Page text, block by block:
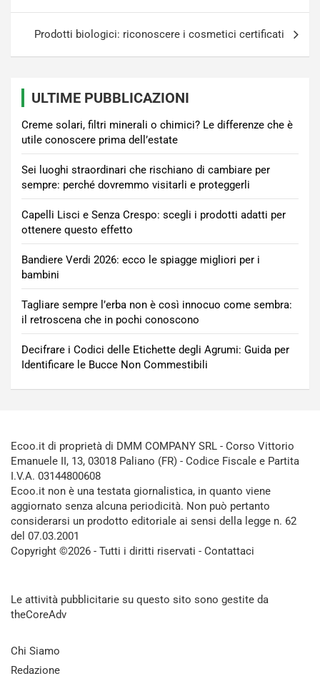
Prodotti biologici: riconoscere i cosmetici certificati
ULTIME PUBBLICAZIONI
Creme solari, filtri minerali o chimici? Le differenze che è
utile conoscere prima dell’estate
Sei luoghi straordinari che rischiano di cambiare per
sempre: perché dovremmo visitarli e proteggerli
Capelli Lisci e Senza Crespo: scegli i prodotti adatti per
ottenere questo effetto
Bandiere Verdi 2026: ecco le spiagge migliori per i
bambini
Tagliare sempre l’erba non è così innocuo come sembra:
il retroscena che in pochi conoscono
Decifrare i Codici delle Etichette degli Agrumi: Guida per
Identificare le Bucce Non Commestibili
Ecoo.it di proprietà di DMM COMPANY SRL - Corso Vittorio
Emanuele II, 13, 03018 Paliano (FR) - Codice Fiscale e Partita
I.V.A. 03144800608
Ecoo.it non è una testata giornalistica, in quanto viene
aggiornato senza alcuna periodicità. Non può pertanto
considerarsi un prodotto editoriale ai sensi della legge n. 62
del 07.03.2001
Copyright ©2026 - Tutti i diritti riservati - Contattaci
Le attività pubblicitarie su questo sito sono gestite da
theCoreAdv
Chi Siamo
Redazione